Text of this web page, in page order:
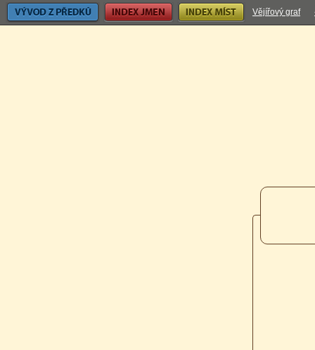
Vývod z předků Index jmen Index míst Vějířový graf